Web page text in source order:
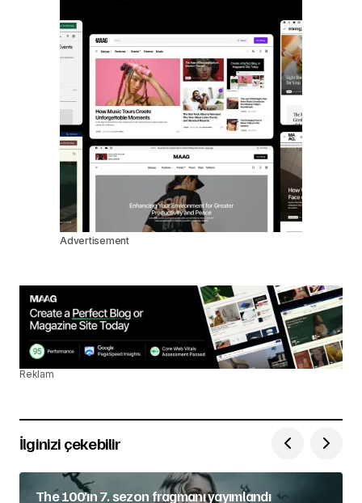
Advertisement
Reklam
İlginizi çekebilir
The 100’ın 7. sezon fragmanı yayımlandı